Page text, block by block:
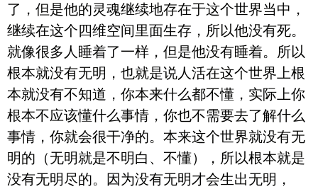
了，但是他的灵魂继续地存在于这个世界当中，
继续在这个四维空间里面生存，所以他没有死。
就像很多人睡着了一样，但是他没有睡着。所以
根本就没有无明，也就是说人活在这个世界上根
本就没有不知道，你本来什么都不懂，实际上你
根本不应该懂什么事情，你也不需要去了解什么
事情，你就会很干净的。本来这个世界就没有无
明的（无明就是不明白、不懂），所以根本就是
没有无明尽的。因为没有无明才会生出无明，